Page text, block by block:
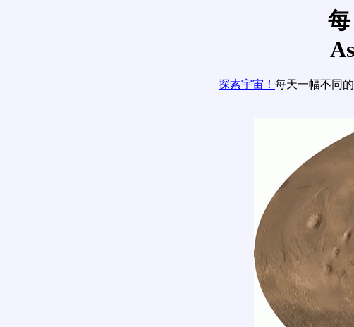
探索宇宙！ 每天一幅不同